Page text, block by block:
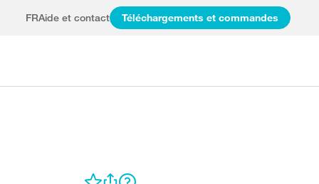
FRAide et contact Téléchargements et commandes